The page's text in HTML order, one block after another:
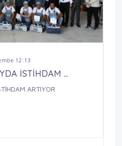
12:13
İSTİHDAM ...
ARTIYOR